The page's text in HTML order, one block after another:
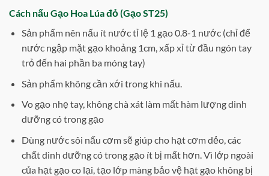
Cách nấu Gạo Hoa Lúa đỏ (Gạo ST25)
Sản phẩm nên nấu ít nước tỉ lệ 1 gạo 0.8-1 nước (chỉ để
nước ngập mặt gạo khoảng 1cm, xấp xỉ từ đầu ngón tay
trỏ đến hai phần ba móng tay)
Sản phẩm không cần xới trong khi nấu.
Vo gạo nhẹ tay, không chà xát làm mất hàm lượng dinh
dưỡng có trong gạo
Dùng nước sôi nấu cơm sẽ giúp cho hạt cơm dẻo, các
chất dinh dưỡng có trong gạo ít bị mất hơn. Vì lớp ngoài
của hạt gạo co lại, tạo lớp màng bảo vệ hạt gạo không bị